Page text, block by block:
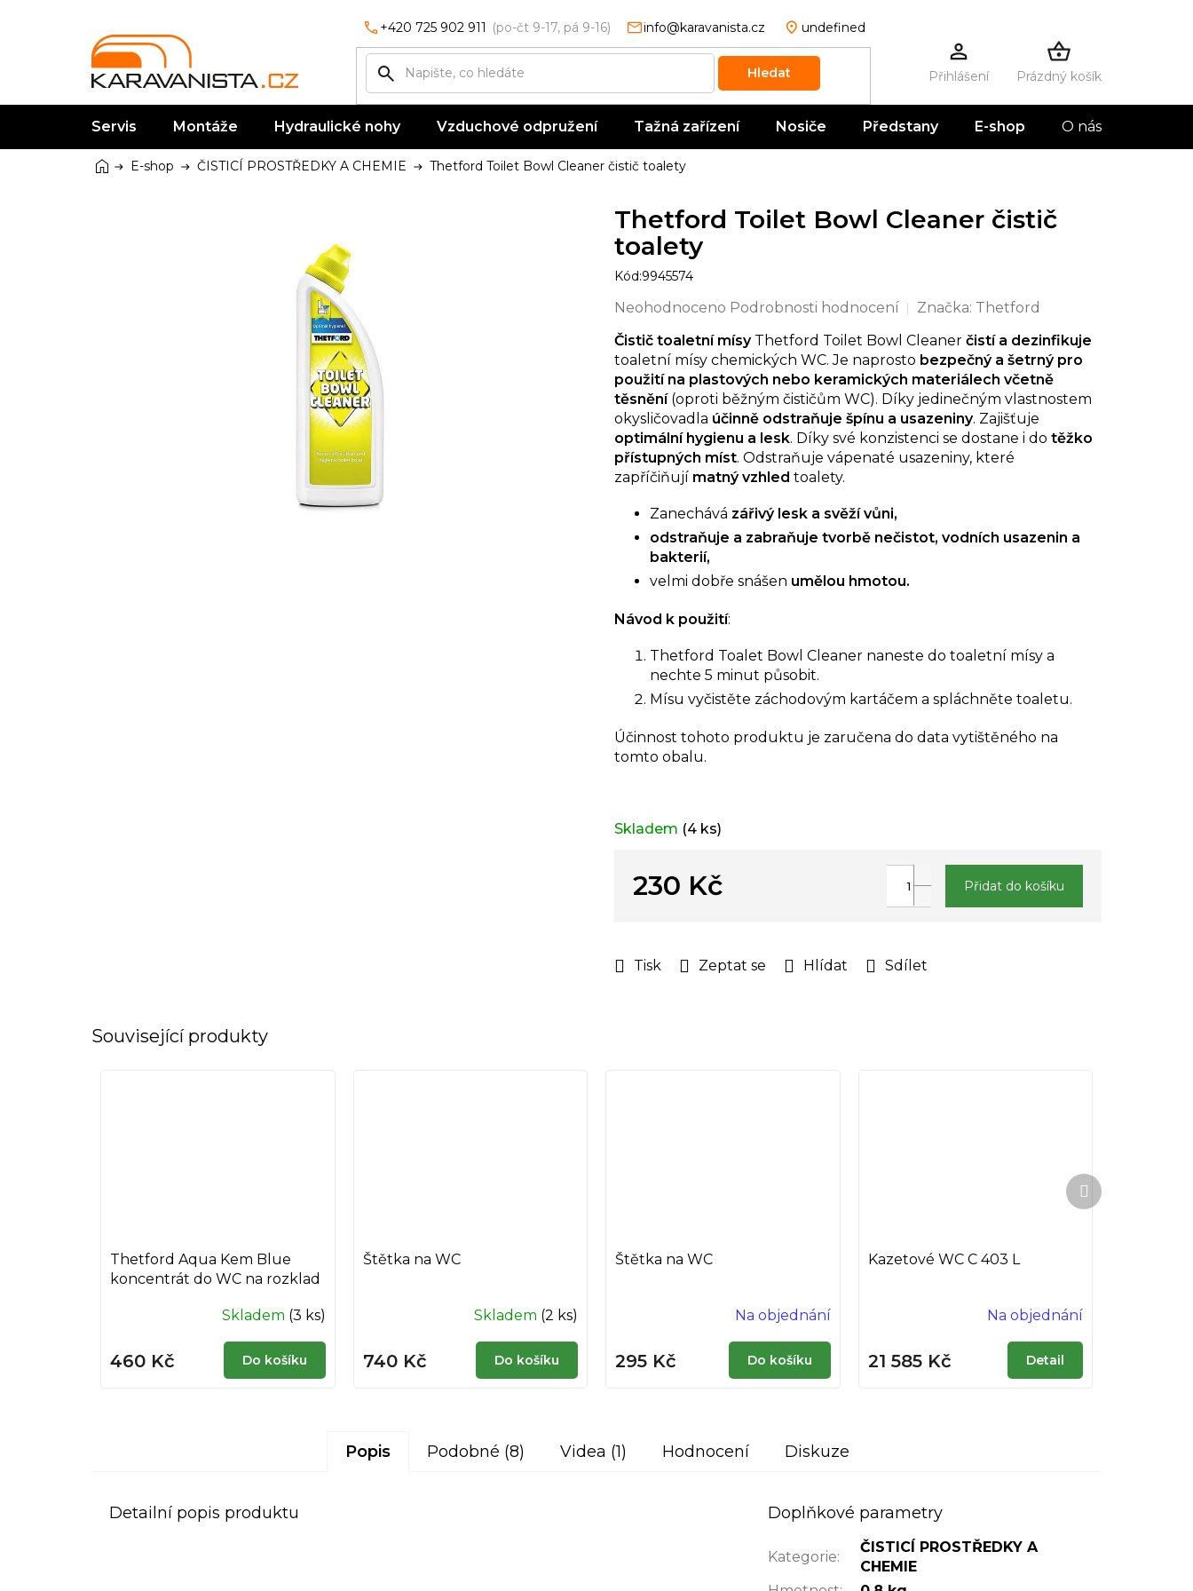
+420 725 902 911 info@karavanista.cz undefined
Hledat Prázdný košík
Servis Montáže Hydraulické nohy Vzduchové odpružení Tažná zařízení Nosiče Předstany E-shop O nás
Domů
E-shop ČISTICÍ PROSTŘEDKY A CHEMIE Thetford Toilet Bowl Cleaner čistič toalety
Skladem (4 ks)
Čistič toaletní mísy Thetford Toilet Bowl Cleaner čistí a dezinfikuje
toaletní mísy chemických WC. Je naprosto bezpečný a šetrný pro
použití na plastových nebo keramických materiálech včetně
těsnění(oproti běžným čističům WC). Díky jedinečným vlastnostem
okysličovadla účinně odstraňuje špínu a usazeniny. Zajišťuje
optimální hygienu a lesk. Díky své konzistenci se dostane i do těžko
přístupných míst. Odstraňuje vápenaté usazeniny, které
zapříčiňují matný vzhled toalety.
Zanechává zářivý lesk a svěží vůni,
odstraňuje a zabraňuje tvorbě nečistot, vodních usazenin a
bakterií,
velmi dobře snášen umělou hmotou.
Návod k použití:
Thetford Toalet Bowl Cleaner naneste do toaletní mísy a
nechte 5 minut působit.
Mísu vyčistěte záchodovým kartáčem a spláchněte toaletu.
Účinnost tohoto produktu je zaručena do data vytištěného na
tomto obalu.
Tisk Zeptat se Hlídat Sdílet
Thetford Toilet Bowl Cleaner čistič
toalety
Kód:9945574
Průměrné
produktu
je
0,0
z
5
hvězdiček.
Neohodnoceno Podrobnosti hodnocení Značka: Thetford
230 Kč Přidat do košíku
Související produkty
Thetford Aqua Kem Blue
koncentrát do WC na rozklad
Skladem (3 ks)
460 Kč Do košíku
Štětka na WC
Skladem (2 ks)
740 Kč Do košíku
Štětka na WC
Na objednání
295 Kč Do košíku
Kazetové WC C 403 L
Na objednání
21 585 Kč Detail
Další
produkt
Popis Podobné (8) Videa (1) Hodnocení Diskuze
Detailní popis produktu Doplňkové parametry
Kategorie:
ČISTICÍ PROSTŘEDKY A
CHEMIE